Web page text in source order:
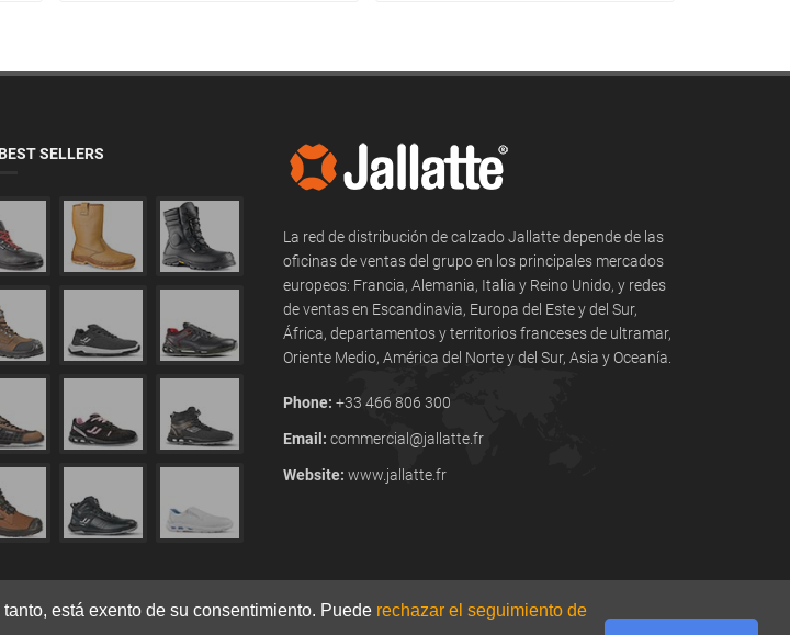
está exento de su consentimiento. Puede rechazar el seguimiento de
SELLERS
La red de distribución de calzado Jallatte depende de las
oficinas de ventas del grupo en los principales mercados
europeos: Francia, Alemania, Italia y Reino Unido, y redes
de ventas en Escandinavia, Europa del Este y del Sur,
África, departamentos y territorios franceses de ultramar,
Oriente Medio, América del Norte y del Sur, Asia y Oceanía.
Phone: +33 466 806 300
Email: commercial@jallatte.fr
Website: www.jallatte.fr